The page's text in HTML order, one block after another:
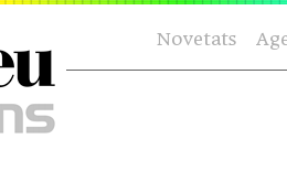
Novetats